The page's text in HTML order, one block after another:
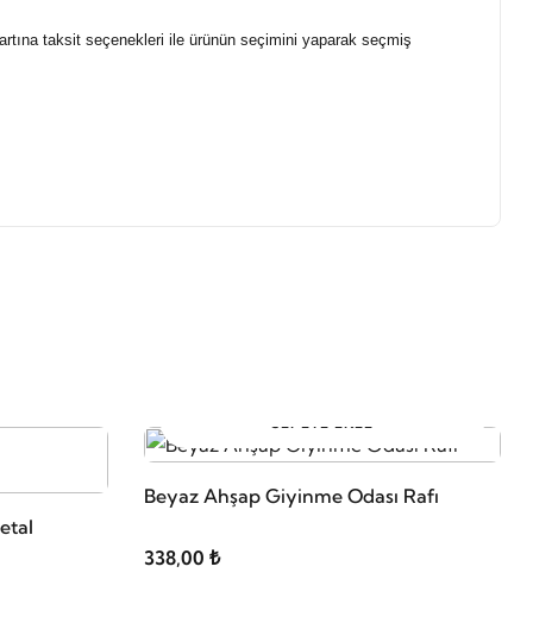
taksit seçenekleri ile ürünün seçimini yaparak seçmiş
SEPETE EKLE
Beyaz Ahşap Giyinme Odası Rafı
338,00 ₺